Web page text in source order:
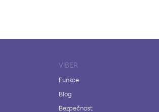
VIBER
Funkce
Blog
Bezpečnost